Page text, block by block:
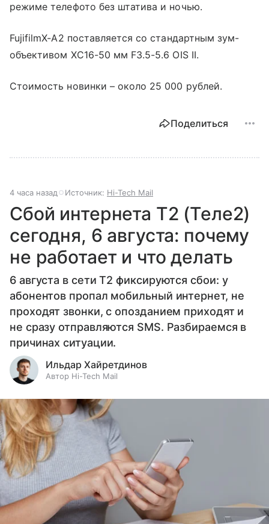
режиме телефото без штатива и ночью.
FujifilmX-A2 поставляется со стандартным зум-
объективом XC16-50 мм F3.5-5.6 OIS II.
Стоимость новинки – около 25 000 рублей.
Поделиться
4 часа назад Источник: Hi-Tech Mail
Сбой интернета T2 (Теле2)
сегодня, 6 августа: почему
не работает и что делать
6 августа в сети T2 фиксируются сбои: у
абонентов пропал мобильный интернет, не
проходят звонки, с опозданием приходят и
не сразу отправляются SMS. Разбираемся в
причинах ситуации.
Ильдар Хайретдинов
Автор Hi-Tech Mail